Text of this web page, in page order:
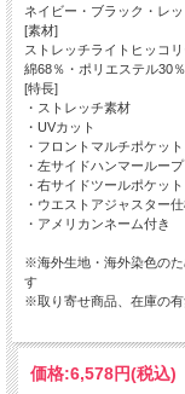
ネイビー・ブラック・レッ
[素材]
ストレッチライトヒッコリ
綿68％・ポリエステル30
[特長]
・ストレッチ素材
・UVカット
・フロントマルチポケット
・左サイドハンマーループ
・右サイドツールポケット
・ウエストアジャスター
・アメリカンネーム付き
※海外生地・海外染色の
す
※取り寄せ商品、在庫の
価格:6,578円(税込)